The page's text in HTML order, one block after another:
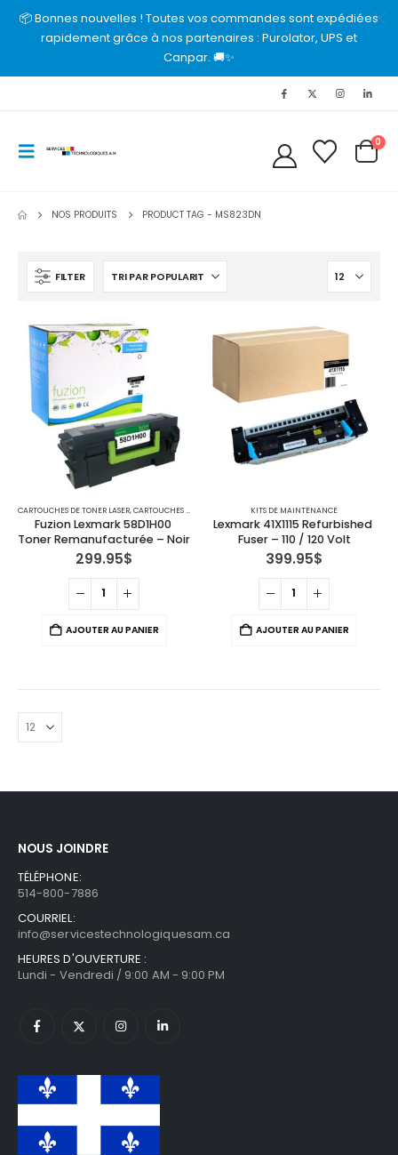
📦 Bonnes nouvelles ! Toutes vos commandes sont expédiées
rapidement grâce à nos partenaires : Purolator, UPS et
Canpar. 🚚✨
0
NOS PRODUITS PRODUCT TAG - MS823DN
FILTER
CARTOUCHES DE TONER LASER,CARTOUCHES POUR IMPRIMANTES LEXMARK
Fuzion Lexmark 58D1H00
Toner Remanufacturée – Noir
299.95$
AJOUTER AU PANIER
KITS DE MAINTENANCE
Lexmark 41X1115 Refurbished
Fuser – 110 / 120 Volt
399.95$
AJOUTER AU PANIER
NOUS JOINDRE
TÉLÉPHONE:
514-800-7886
COURRIEL:
info@servicestechnologiquesam.ca
HEURES D'OUVERTURE :
Lundi - Vendredi / 9:00 AM - 9:00 PM